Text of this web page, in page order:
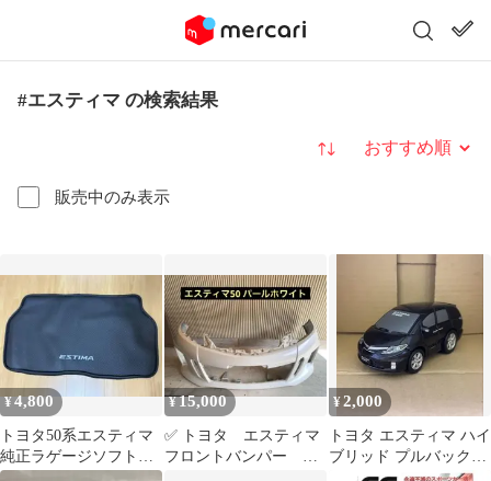
#エスティマ の検索結果
販売中のみ表示
並び替え
¥4,800
トヨタ50系エスティマ
純正ラゲージソフトト
レイ美品TOYOTA
¥15,000
✅ トヨタ エスティマ
フロントバンパー
¥2,000
トヨタ エスティマ ハイ
ブリッド プルバックミ
ニカー ドライブタウン